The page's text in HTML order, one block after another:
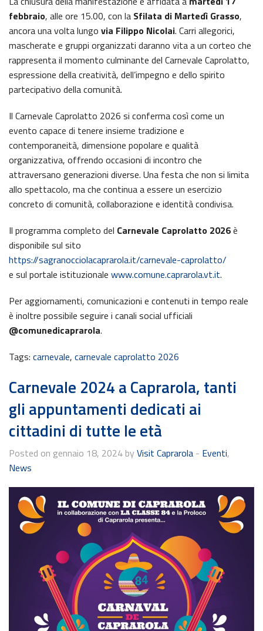
febbraio, alle ore 15.00, con la Sfilata di Martedì Grasso,
ancora una volta lungo via Filippo Nicolai. Carri allegorici,
mascherate e gruppi organizzati daranno vita a un corteo che
rappresenta il momento culminante del Carnevale Caprolatto,
espressione della creatività, dell’impegno e dello spirito
partecipativo della comunità.
Il Carnevale Caprolatto 2026 si conferma così come un
evento capace di tenere insieme tradizione e
contemporaneità, dimensione popolare e qualità
organizzativa, offrendo occasioni di incontro che
attraversano generazioni diverse. Una festa che non si limita
allo spettacolo, ma che continua a essere un esercizio
concreto di comunità, collaborazione e identità condivisa.
Il programma completo del Carnevale Caprolatto 2026è
disponibile sul sito
https://sagranocciolacaprarola.it/carnevale-caprolatto/
e sul portale istituzionale www.comune.caprarola.vt.it.
Per aggiornamenti, comunicazioni e contenuti in tempo reale
è inoltre possibile seguire i canali social ufficiali
@comunedicaprarola.
Tags: carnevale, carnevale caprolatto 2026
Carnevale 2024 a Caprarola, tanti
gli appuntamenti dedicati ai
cittadini di tutte le età
Posted on gennaio 18, 2024 by Visit Caprarola - Eventi,
News